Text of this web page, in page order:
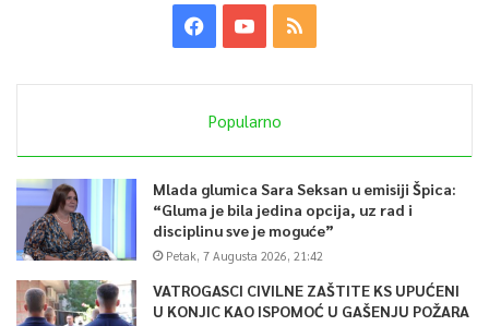
Popularno
Mlada glumica Sara Seksan u emisiji Špica:
“Gluma je bila jedina opcija, uz rad i
disciplinu sve je moguće”
Petak, 7 Augusta 2026, 21:42
VATROGASCI CIVILNE ZAŠTITE KS UPUĆENI
U KONJIC KAO ISPOMOĆ U GAŠENJU POŽARA